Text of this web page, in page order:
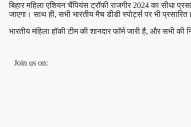
बिहार महिला एशियन चैंपियंस ट्रॉफी राजगीर 2024 का सीधा
जाएगा। साथ ही, सभी भारतीय मैच डीडी स्पोर्ट्स पर भी प्रसारित
भारतीय महिला हॉकी टीम की शानदार फॉर्म जारी है, और सभी
Join us on: